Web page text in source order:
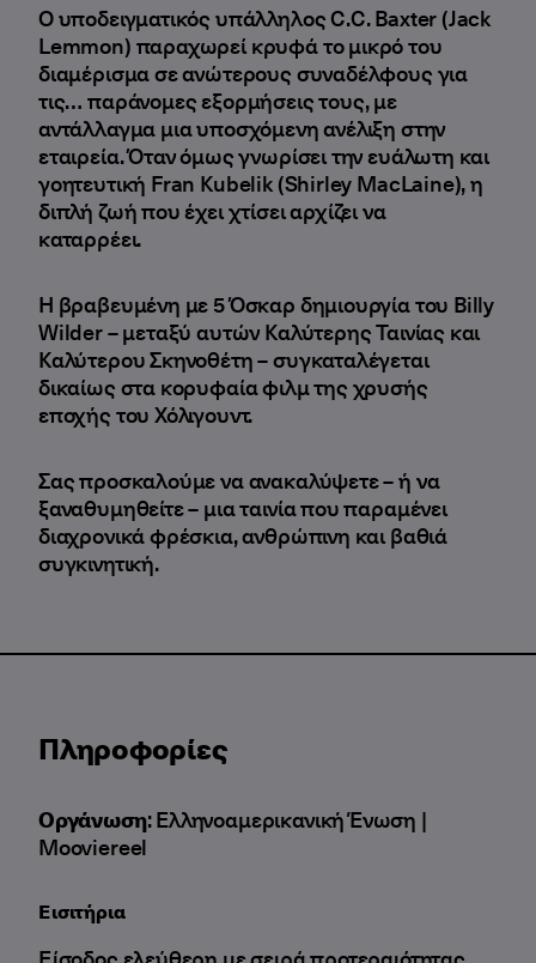
Πληροφορίες
Οργάνωση: Ελληνοαμερικανική Ένωση |
Mooviereel
Εισιτήρια
Ο υποδειγματικός υπάλληλος C.C. Baxter (Jack
Lemmon) παραχωρεί κρυφά το μικρό του
διαμέρισμα σε ανώτερους συναδέλφους για
τις… παράνομες εξορμήσεις τους, με
αντάλλαγμα μια υποσχόμενη ανέλιξη στην
εταιρεία. Όταν όμως γνωρίσει την ευάλωτη και
γοητευτική Fran Kubelik (Shirley MacLaine), η
διπλή ζωή που έχει χτίσει αρχίζει να
καταρρέει.
Η βραβευμένη με 5 Όσκαρ δημιουργία του Billy
Wilder – μεταξύ αυτών Καλύτερης Ταινίας και
Καλύτερου Σκηνοθέτη – συγκαταλέγεται
δικαίως στα κορυφαία φιλμ της χρυσής
εποχής του Χόλιγουντ.
Σας προσκαλούμε να ανακαλύψετε – ή να
ξαναθυμηθείτε – μια ταινία που παραμένει
διαχρονικά φρέσκια, ανθρώπινη και βαθιά
συγκινητική.